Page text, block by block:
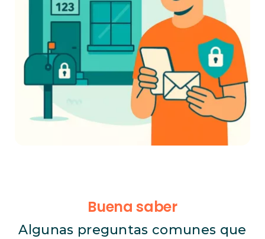
Buena saber
Algunas preguntas comunes que